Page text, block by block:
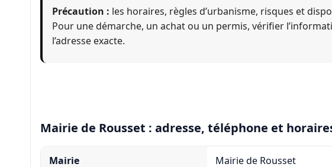
Précaution : les horaires, règles d’urbanisme, risques et
Pour une démarche, un achat ou un permis, vérifier
l’adresse exacte.
Mairie de Rousset : adresse, téléphone et
Mairie Mairie de Rousset